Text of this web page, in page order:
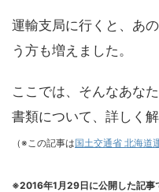
運輸支局に行くと、あ
う方も増えました。
ここでは、そんなあな
書類について、詳しく解
（※この記事は国土交通省 北海道
※2016年1月29日に公開した記事